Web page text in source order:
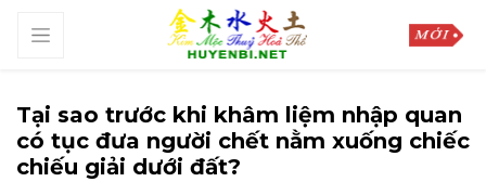
Tại sao trước khi khâm liệm nhập quan
có tục đưa người chết nằm xuống chiếc
chiếu giải dưới đất?